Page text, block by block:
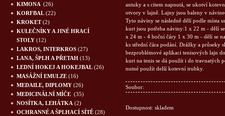
KIMONA (26)
KORFBAL (22)
KROKET(2)
KULEČNÍKY A JINÉ HRACÍ
STOLY (12)
LAKROS, INTERKROS (27)
LANA, ŠPLH A PŘETAH (13)
LEDNÍ HOKEJ A HOKEJBAL (26)
MASÁŽNÍ EMULZE (16)
MEDAILE, DIPLOMY (26)
MEDICINÁLNÍ MÍČE (35)
NOSÍTKA, LEHÁTKA (2)
OCHRANNÉ A ŠPLHACÍ SÍTĚ (28)
antuky a s citem napnutá, se ukotví
otvory v lajně. Lajny jsou baleny v
Tyto náviny se následně dělí podle místa
kurt jsou potřeba náviny:1 x 22 m - dělí
x 24 m - 4 boční čáry 1 x 30 m - dělí se
ks střední čára podání. Drážky a průseky
bezproblémové aplikaci tenisových lajn
kurt na tenis se dá použít i do travnatých
nutné použít delší kotevní trubky.
Soubor:
Dostupnost: skladem